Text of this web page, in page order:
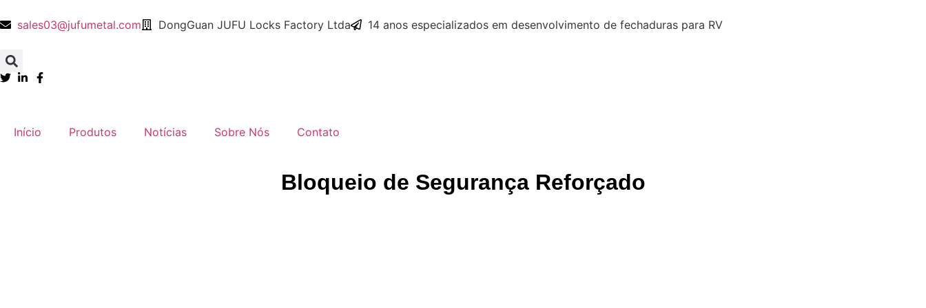
sales03@jufumetal.com DongGuan JUFU Locks Factory Ltda 14 anos especializados em desenvolvimento de fechaduras para RV
​Início Produtos Notícias ​Sobre Nós ​Contato
​​Bloqueio de Segurança Reforçado